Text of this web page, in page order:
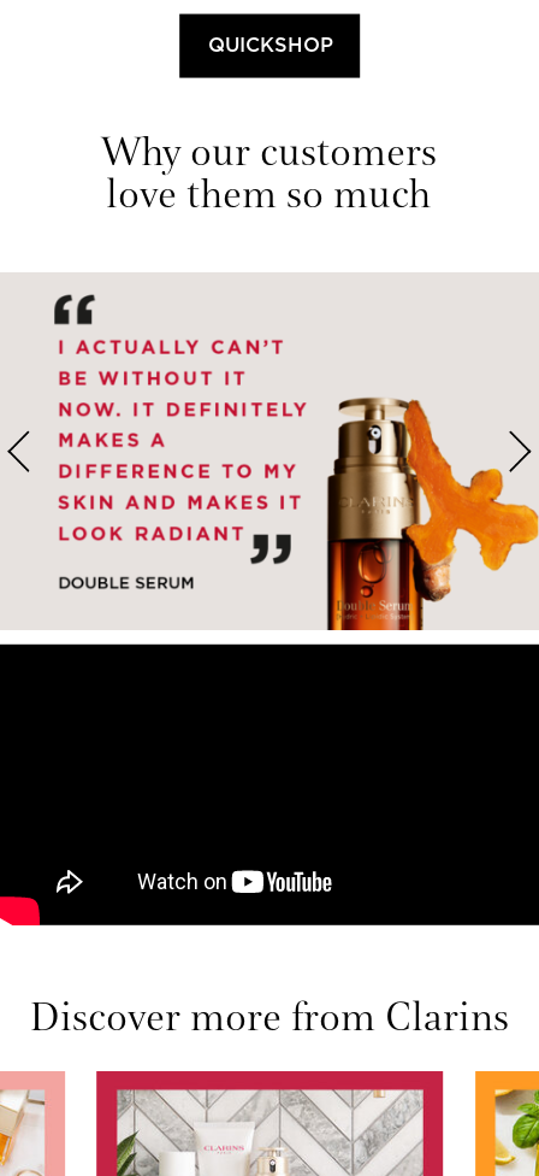
QUICKSHOP
Why our customers
‌love them so much
Discover more from Clarins